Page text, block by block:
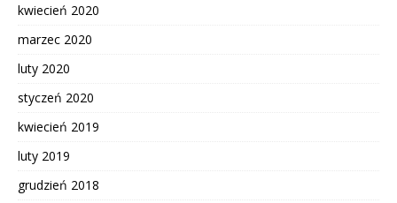
kwiecień 2020
marzec 2020
luty 2020
styczeń 2020
kwiecień 2019
luty 2019
grudzień 2018